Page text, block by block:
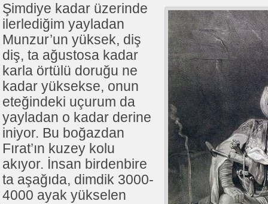
Şimdiye kadar üzerinde
ilerlediğim yayladan
Munzur’un yüksek, diş
diş, ta ağustosa kadar
karla örtülü doruğu ne
kadar yüksekse, onun
eteğindeki uçurum da
yayladan o kadar derine
iniyor. Bu boğazdan
Fırat’ın kuzey kolu
akıyor. İnsan birdenbire
ta aşağıda, dimdik 3000-
4000 ayak yükselen